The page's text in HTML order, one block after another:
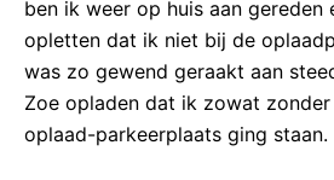
ben ik weer op huis aan gereden
opletten dat ik niet bij de
was zo gewend geraakt aan
Zoe opladen dat ik zowat
oplaad-parkeerplaats ging staan.